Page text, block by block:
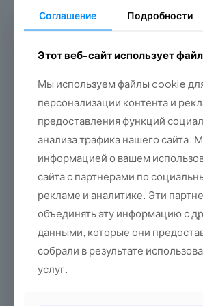
Коммуникация
Широкий набор портов (USB,
Bluetooth) позволяет подключать
интегрируется с существующей
вашей компании.
iMin Swan 1 — идеальный
розничных магазинов,
Соглашение Подробности
Этот веб-сайт использует
Мы используем файлы cookie
персонализации контента и
предоставления функций
анализа трафика нашего сайта.
информацией о вашем
сайта с партнерами по
рекламе и аналитике. Эти
объединять эту информацию с
данными, которые они
собрали в результате
услуг.